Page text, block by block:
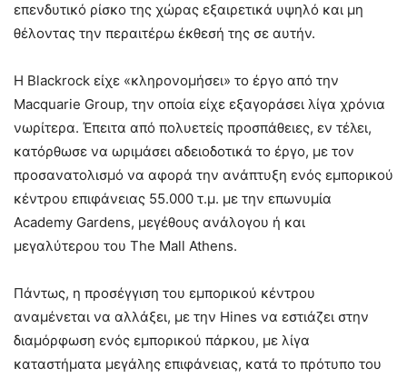
επενδυτικό ρίσκο της χώρας εξαιρετικά υψηλό και μη
θέλοντας την περαιτέρω έκθεσή της σε αυτήν.
Η Blackrock είχε «κληρονομήσει» το έργο από την
Macquarie Group, την οποία είχε εξαγοράσει λίγα χρόνια
νωρίτερα. Έπειτα από πολυετείς προσπάθειες, εν τέλει,
κατόρθωσε να ωριμάσει αδειοδοτικά το έργο, με τον
προσανατολισμό να αφορά την ανάπτυξη ενός εμπορικού
κέντρου επιφάνειας 55.000 τ.μ. με την επωνυμία
Academy Gardens, μεγέθους ανάλογου ή και
μεγαλύτερου του The Mall Athens.
Πάντως, η προσέγγιση του εμπορικού κέντρου
αναμένεται να αλλάξει, με την Hines να εστιάζει στην
διαμόρφωση ενός εμπορικού πάρκου, με λίγα
καταστήματα μεγάλης επιφάνειας, κατά το πρότυπο του